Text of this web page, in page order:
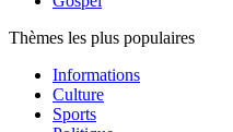
Thèmes les plus populaires
Informations
Culture
Sports